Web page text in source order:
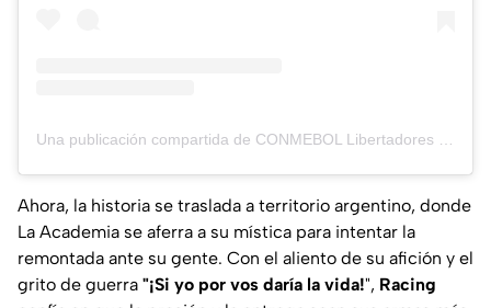
Ahora, la historia se traslada a territorio argentino, donde
La Academia se aferra a su mística para intentar la
remontada ante su gente. Con el aliento de su afición y el
grito de guerra "¡Si yo por vos daría la vida!", Racing